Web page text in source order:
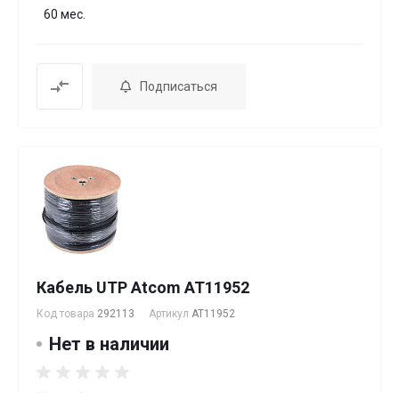
60 мес.
Подписаться
Кабель UTP Atcom AT11952
Код товара 292113 Артикул AT11952
Нет в наличии